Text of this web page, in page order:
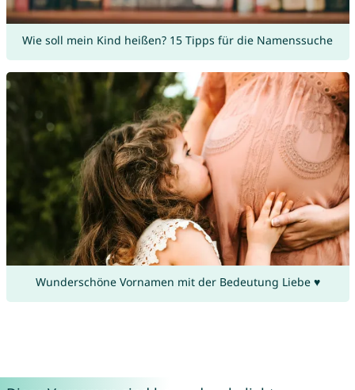
Wie soll mein Kind heißen? 15 Tipps für die Namenssuche
Wunderschöne Vornamen mit der Bedeutung Liebe ♥